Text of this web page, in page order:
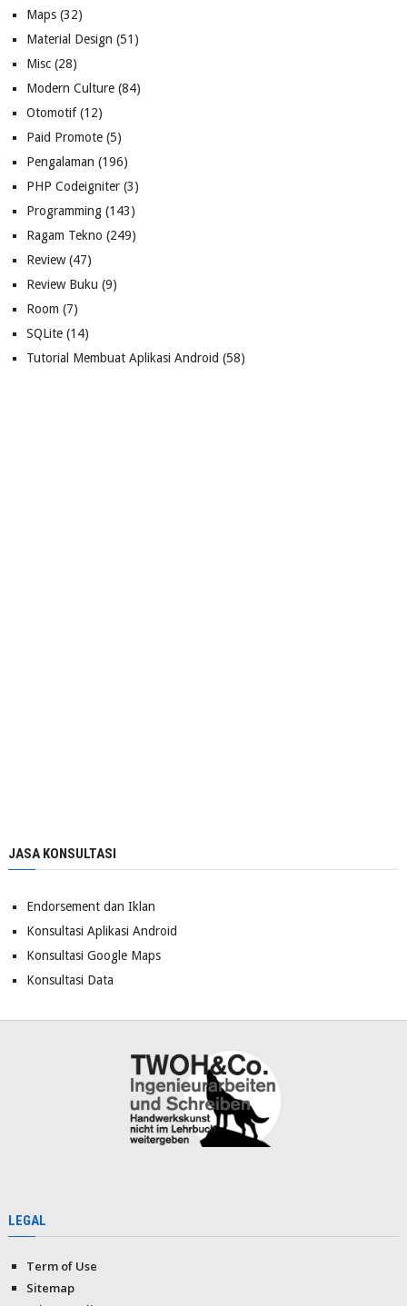
Maps(32)
Material Design (51)
Misc(28)
Modern Culture(84)
Otomotif(12)
Paid Promote(5)
Pengalaman (196)
PHP Codeigniter(3)
Programming(143)
Ragam Tekno (249)
Review(47)
Review Buku (9)
Room (7)
SQLite(14)
Tutorial Membuat Aplikasi Android (58)
JASA KONSULTASI
Endorsement dan Iklan
Konsultasi Aplikasi Android
Konsultasi Google Maps
Konsultasi Data
LEGAL
Term of Use
Sitemap